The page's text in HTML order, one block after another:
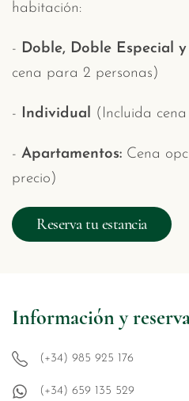
habitación:
- Doble, Doble Especial
cena para 2 personas)
- Individual (Incluida
- Apartamentos: Cena
precio)
Reserva tu estancia
Información y
(+34) 985 925 176
(+34) 659 135 529